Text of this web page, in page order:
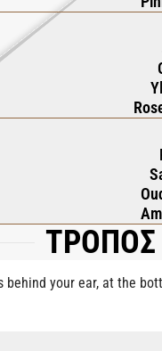
behind your ear, at the